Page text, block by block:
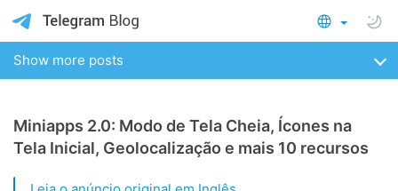
Show more posts
Miniapps 2.0: Modo de Tela Cheia, Ícones na
Tela Inicial, Geolocalização e mais 10 recursos